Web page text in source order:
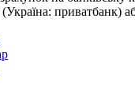
приватбанк)